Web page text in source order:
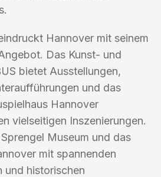
Hannover mit seinem
Das Kunst- und
bietet Ausstellungen,
und das
Hannover
vielseitigen Inszenierungen.
Museum und das
mit spannenden
und historischen